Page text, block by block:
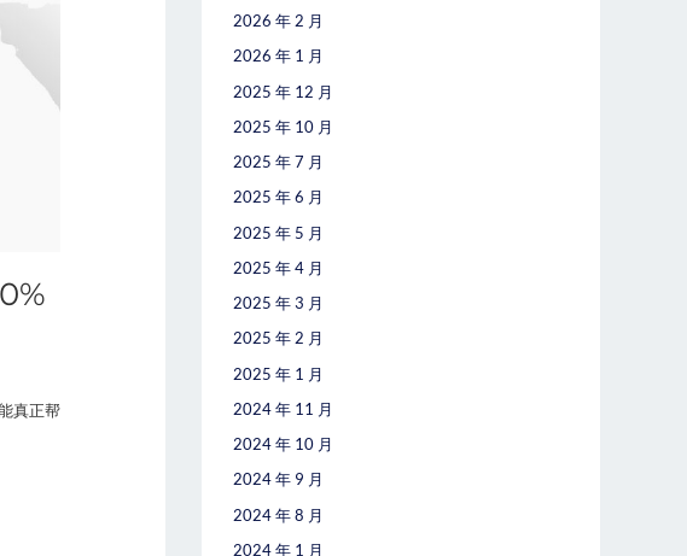
真正帮
2026 年 2 月
2026 年 1 月
2025 年 12 月
2025 年 10 月
2025 年 7 月
2025 年 6 月
2025 年 5 月
2025 年 4 月
2025 年 3 月
2025 年 2 月
2025 年 1 月
2024 年 11 月
2024 年 10 月
2024 年 9 月
2024 年 8 月
2024 年 1 月